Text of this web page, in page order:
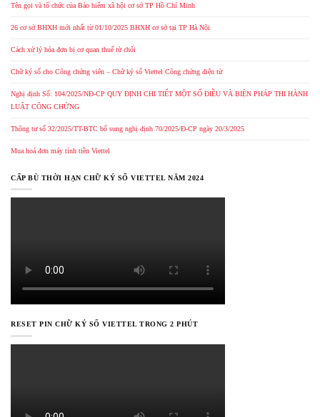
Tên gọi và tổ chức của Bảo hiểm xã hội cơ sở TP Hồ Chí Minh
26 cơ sở BHXH mới nhất từ 01/10/2025 BHXH cơ sở tại TP Hà Nội
Cách xử lý hóa đơn bị cơ quan thuế từ chối
Chữ ký số cho Công chứng viên – Chữ ký số Viettel Công chứng điện tử
Nghị định Số: 104/2025/NĐ-CP QUY ĐỊNH CHI TIẾT MỘT SỐ ĐIỀU VÀ BIỆN PHÁP THI HÀNH
LUẬT CÔNG CHỨNG
Thông tư số 32/2025/TT-BTC bổ sung nghị định 70/2025/Đ-CP ngày 20/3/2025
Mua hoá đơn máy tính tiền Viettel
CẤP BÙ THỜI HẠN CHỮ KÝ SỐ VIETTEL NĂM 2024
RESET PIN CHỮ KÝ SỐ VIETTEL TRONG 2 PHÚT